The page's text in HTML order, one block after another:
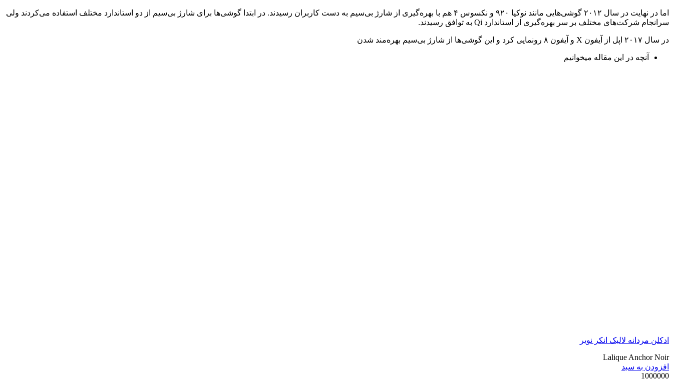
اما در نهایت در سال ۲۰۱۲ گوشی‌هایی مانند نوکیا ۹۲۰ و نکسوس ۴ هم با بهره‌گیری از شارژ بی‌سیم به دست کاربران رسیدند. در ابتدا گوشی‌ها برای شارژ بی‌سیم از دو استاندارد مختلف استفاده می‌کردند ولی
سرانجام شرکت‌های مختلف بر سر بهره‌گیری از استاندارد Qi به توافق رسیدند.
در سال ۲۰۱۷ اپل از آیفون X و آیفون ۸ رونمایی کرد و این گوشی‌ها از شارژ بی‌سیم بهره‌مند شدن
آنچه در این مقاله میخوانیم
ادکلن مردانه لالیک انکر نویر
Lalique Anchor Noir
افزودن به سبد
1000000